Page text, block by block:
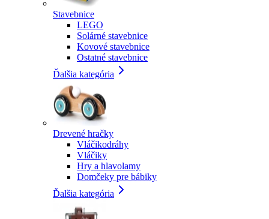
Stavebnice
LEGO
Solárné stavebnice
Kovové stavebnice
Ostatné stavebnice
Ďalšia kategória
Drevené hračky
Vláčikodráhy
Vláčiky
Hry a hlavolamy
Domčeky pre bábiky
Ďalšia kategória